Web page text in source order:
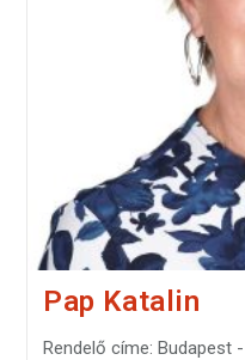
Pap Katalin
Rendelő címe: Budapest